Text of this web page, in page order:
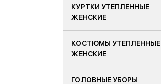
КУРТКИ УТЕПЛЕННЫЕ
ЖЕНСКИЕ
КОСТЮМЫ УТЕПЛЕННЫЕ
ЖЕНСКИЕ
ГОЛОВНЫЕ УБОРЫ